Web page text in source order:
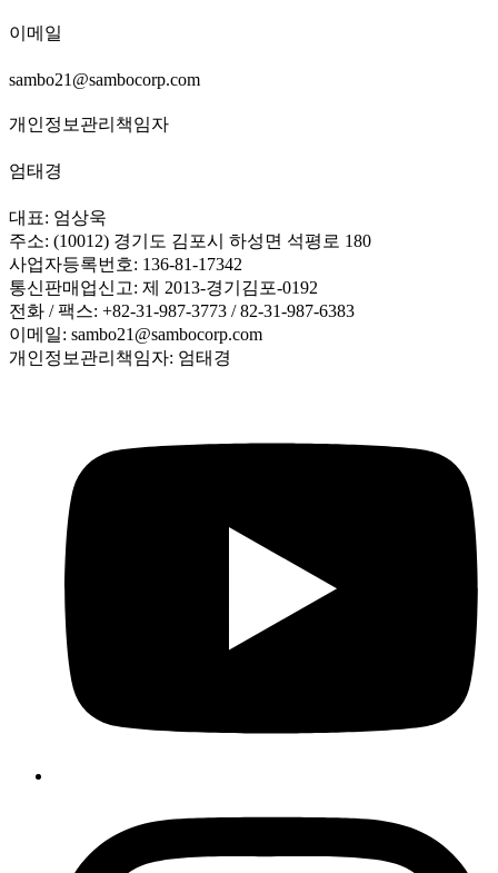
이메일
sambo21@sambocorp.com
개인정보관리책임자
엄태경
대표: 엄상욱
주소: (10012) 경기도 김포시 하성면 석평로 180
사업자등록번호: 136-81-17342
통신판매업신고: 제 2013-경기김포-0192
전화 / 팩스: +82-31-987-3773 / 82-31-987-6383
이메일: sambo21@sambocorp.com
개인정보관리책임자: 엄태경